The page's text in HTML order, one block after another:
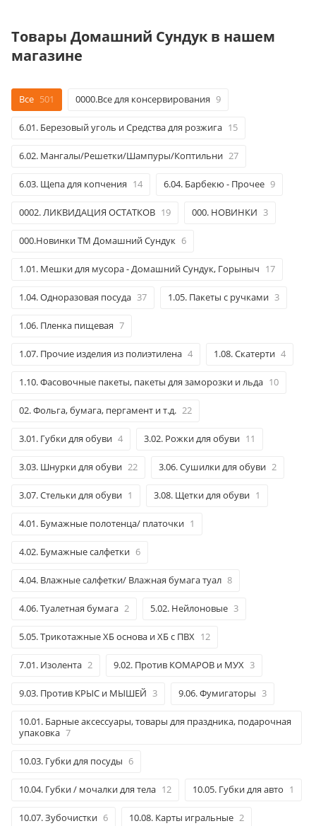
Товары Домашний Сундук в нашем
магазине
Все 501 0000.Все для консервирования 9
6.01. Березовый уголь и Средства для розжига 15
6.02. Мангалы/Решетки/Шампуры/Коптильни 27
6.03. Щепа для копчения 14 6.04. Барбекю - Прочее 9
0002. ЛИКВИДАЦИЯ ОСТАТКОВ 19 000. НОВИНКИ 3
000.Новинки ТМ Домашний Сундук 6
1.01. Мешки для мусора - Домашний Сундук, Горыныч 17
1.04. Одноразовая посуда 37 1.05. Пакеты с ручками 3
1.06. Пленка пищевая 7
1.07. Прочие изделия из полиэтилена 4 1.08. Скатерти 4
1.10. Фасовочные пакеты, пакеты для заморозки и льда 10
02. Фольга, бумага, пергамент и т.д. 22
3.01. Губки для обуви 4 3.02. Рожки для обуви 11
3.03. Шнурки для обуви 22 3.06. Сушилки для обуви 2
3.07. Стельки для обуви 1 3.08. Щетки для обуви 1
4.01. Бумажные полотенца/ платочки 1
4.02. Бумажные салфетки 6
4.04. Влажные салфетки/ Влажная бумага туал 8
4.06. Туалетная бумага 2 5.02. Нейлоновые 3
5.05. Трикотажные ХБ основа и ХБ с ПВХ 12
7.01. Изолента 2 9.02. Против КОМАРОВ и МУХ 3
9.03. Против КРЫС и МЫШЕЙ 3 9.06. Фумигаторы 3
10.01. Барные аксессуары, товары для праздника, подарочная
упаковка 7
10.03. Губки для посуды 6
10.04. Губки / мочалки для тела 12 10.05. Губки для авто 1
10.07. Зубочистки 6 10.08. Карты игральные 2